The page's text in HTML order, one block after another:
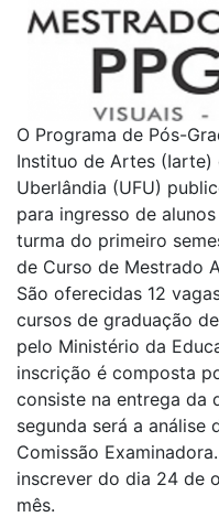
O Programa de Pós-
Instituo de Artes (Iarte)
Uberlândia (UFU)
para ingresso de
turma do primeiro
de Curso de Mestrado
São oferecidas 12
cursos de graduação
pelo Ministério da
inscrição é composta
consiste na entrega da
segunda será a análise
Comissão
inscrever do dia 24 de
mês.